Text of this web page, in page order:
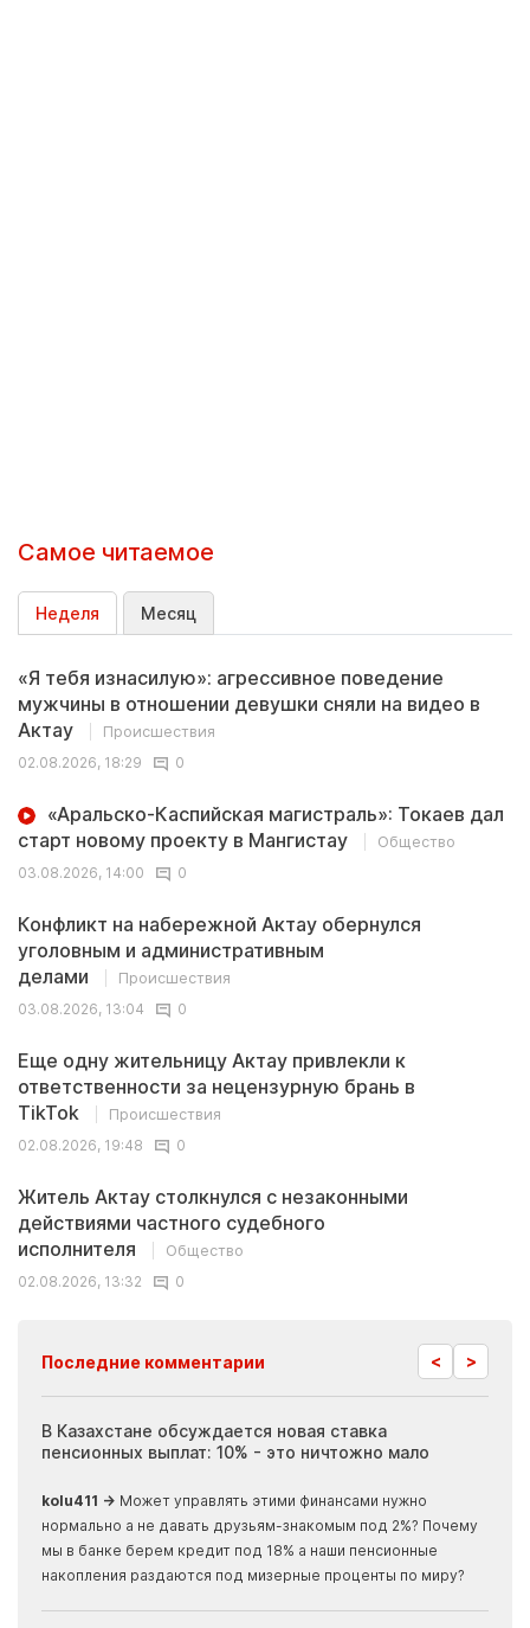
Самое читаемое
Неделя Месяц
«Я тебя изнасилую»: агрессивное поведение
мужчины в отношении девушки сняли на видео в
Актау
Происшествия
02.08.2026, 18:29
0
«Аральско-Каспийская магистраль»: Токаев дал
старт новому проекту в Мангистау
Общество
03.08.2026, 14:00
0
Конфликт на набережной Актау обернулся
уголовным и административным
делами
Происшествия
03.08.2026, 13:04
0
Еще одну жительницу Актау привлекли к
ответственности за нецензурную брань в
TikTok
Происшествия
02.08.2026, 19:48
0
Житель Актау столкнулся с незаконными
действиями частного судебного
исполнителя
Общество
02.08.2026, 13:32
0
Последние комментарии < >
В Казахстане обсуждается новая ставка
пенсионных выплат: 10% - это ничтожно мало
kolu411 → Может управлять этими финансами нужно
нормально а не давать друзьям-знакомым под 2%? Почему
мы в банке берем кредит под 18% а наши пенсионные
накопления раздаются под мизерные проценты по миру?